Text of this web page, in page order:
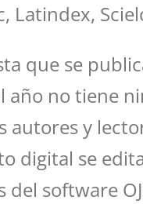
Latindex,
que se
año no tiene
autores y
digital se
del software